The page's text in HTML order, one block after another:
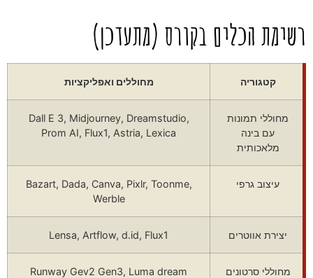
רשימת הכלים בקורס (מתעדכן)
קטגוריה מחוללים ואפליקציות
מחוללי תמונות
עם בינה
מלאכותית
Dall E 3, Midjourney, Dreamstudio,
Prom AI, Flux1, Astria, Lexica
עיצוב גרפי
Bazart, Dada, Canva, Pixlr, Toonme,
Werble
יצירת אווטרים Lensa, Artflow, d.id, Flux1
מחוללי סרטונים
Runway Gev2 Gen3, Luma dream